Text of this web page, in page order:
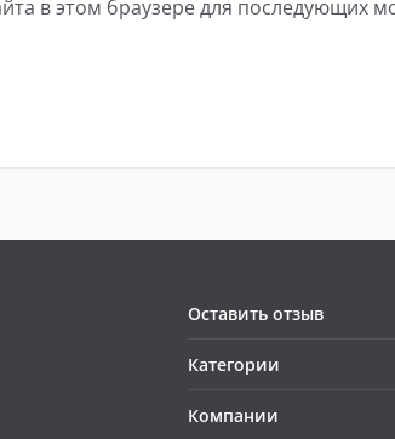
в этом браузере для последующих
Оставить отзыв
Категории
Компании